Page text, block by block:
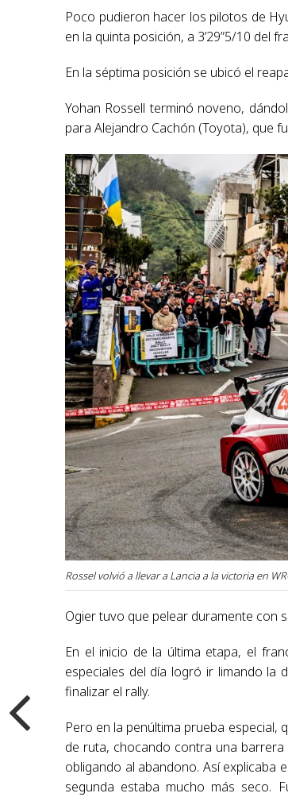
Poco pudieron hacer los pilotos de
en la quinta posición, a 3’29”5/10 del
En la séptima posición se ubicó el
Yohan Rossell terminó noveno,
para Alejandro Cachón (Toyota), que
Rossel volvió a llevar a Lancia a la victoria en
Ogier tuvo que pelear duramente con
En el inicio de la última etapa, el
especiales del día logró ir limando la
finalizar el rally.
Pero en la penúltima prueba especial,
de ruta, chocando contra una
obligando al abandono. Así explicaba
segunda estaba mucho más seco.